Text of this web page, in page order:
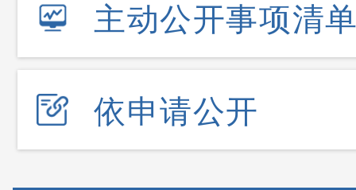
主动公开事项清
依申请公开